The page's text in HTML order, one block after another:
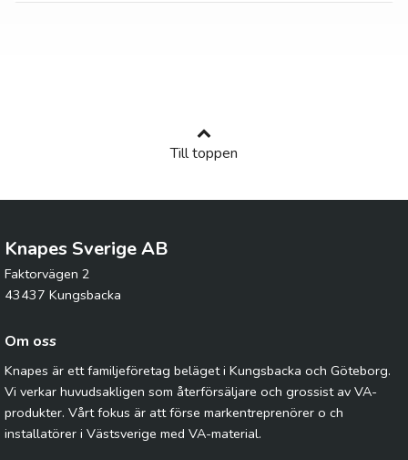
Till toppen
Knapes Sverige AB
Faktorvägen 2
43437 Kungsbacka
Om oss
Knapes är ett familjeföretag beläget i Kungsbacka och Göteborg.
Vi verkar huvudsakligen som återförsäljare och grossist av VA-
produkter. Vårt fokus är att förse markentreprenörer o ch
installatörer i Västsverige med VA-material.